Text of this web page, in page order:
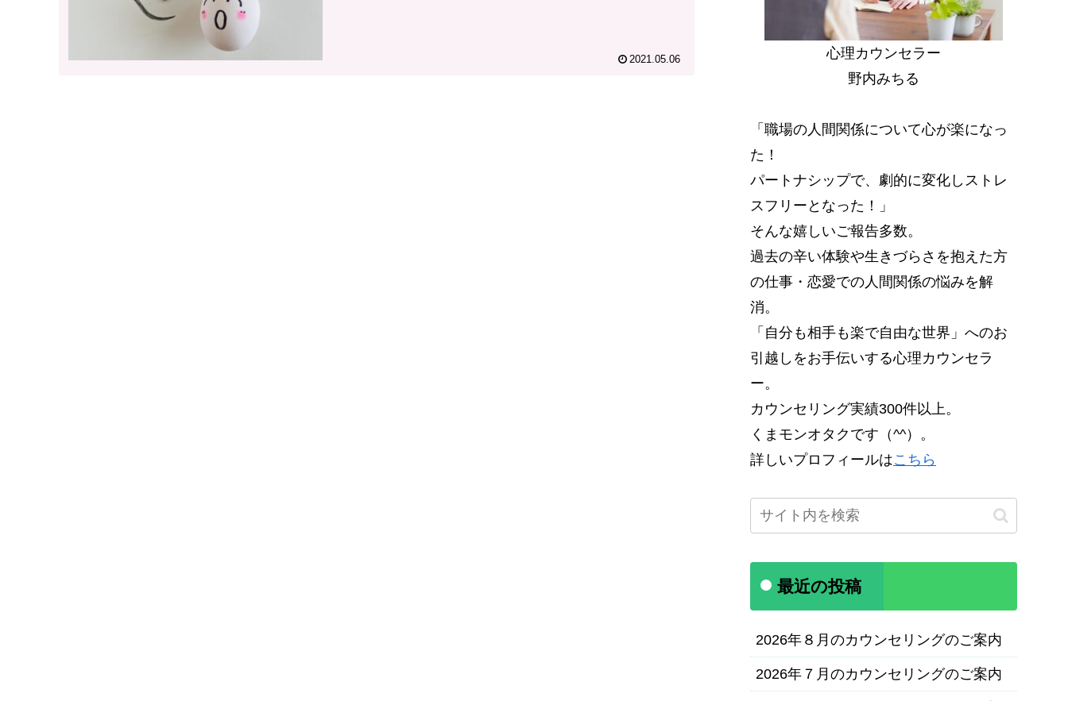
2021.05.06
心理カウンセラー
野内みちる
「職場の人間関係について心が楽になっ
た！
パートナシップで、劇的に変化しストレ
スフリーとなった！」
そんな嬉しいご報告多数。
過去の辛い体験や生きづらさを抱えた方
の仕事・恋愛での人間関係の悩みを解
消。
「自分も相手も楽で自由な世界」へのお
引越しをお手伝いする心理カウンセラ
ー。
カウンセリング実績300件以上。
くまモンオタクです（^^）。
詳しいプロフィールはこちら
最近の投稿
2026年８月のカウンセリングのご案内
2026年７月のカウンセリングのご案内